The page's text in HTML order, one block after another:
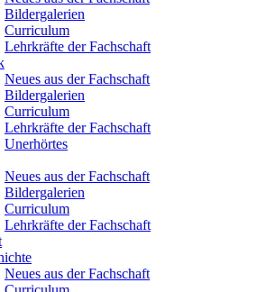
Bildergalerien
Curriculum
Lehrkräfte der Fachschaft
Neues aus der Fachschaft
Bildergalerien
Curriculum
Lehrkräfte der Fachschaft
Unerhörtes
Neues aus der Fachschaft
Bildergalerien
Curriculum
Lehrkräfte der Fachschaft
Neues aus der Fachschaft